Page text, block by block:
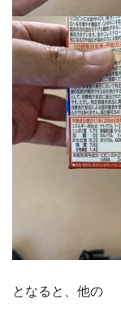
となると、他の